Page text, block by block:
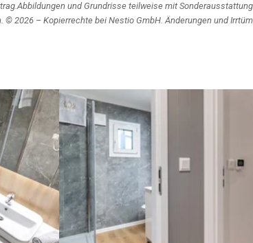
und Grundrisse teilweise mit
2026 – Kopierrechte bei Nestio GmbH. Änderungen und